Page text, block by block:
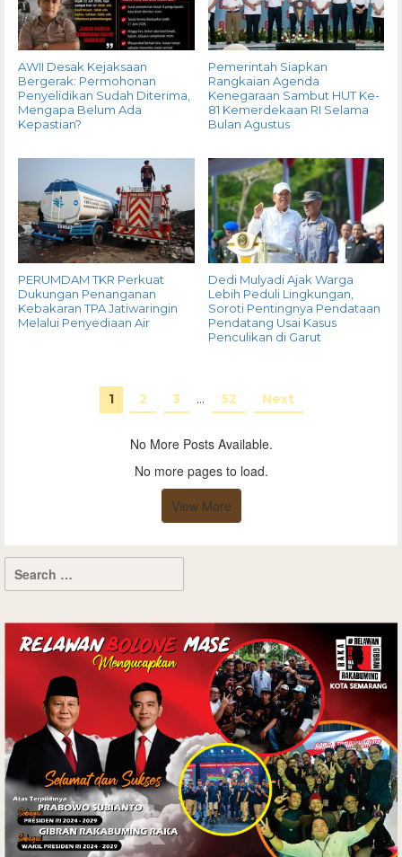
AWII Desak Kejaksaan
Bergerak: Permohonan
Penyelidikan Sudah Diterima,
Mengapa Belum Ada
Kepastian?
Pemerintah Siapkan
Rangkaian Agenda
Kenegaraan Sambut HUT Ke-
81 Kemerdekaan RI Selama
Bulan Agustus
PERUMDAM TKR Perkuat
Dukungan Penanganan
Kebakaran TPA Jatiwaringin
Melalui Penyediaan Air
Dedi Mulyadi Ajak Warga
Lebih Peduli Lingkungan,
Soroti Pentingnya Pendataan
Pendatang Usai Kasus
Penculikan di Garut
1 2 3 … 52 Next
No More Posts Available.
No more pages to load.
View More